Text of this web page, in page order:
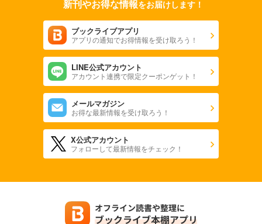
新刊やお得な情報をお届けします！
ブックライブアプリ
アプリの通知でお得情報を受け取ろう！
LINE公式アカウント
アカウント連携で限定クーポンゲット！
メールマガジン
お得な最新情報を受け取ろう！
X公式アカウント
フォローして最新情報をチェック！